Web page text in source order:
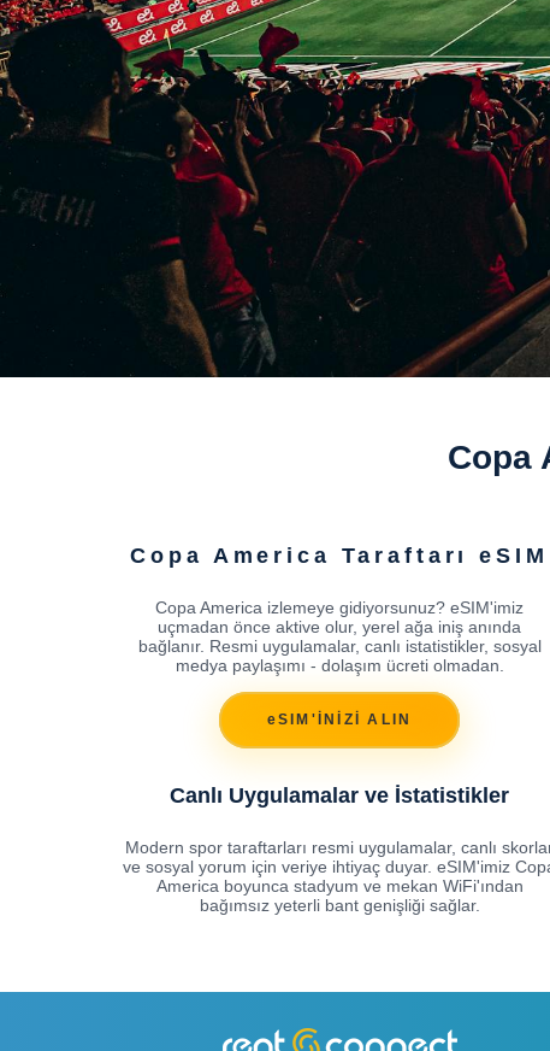
Copa
Copa America Taraftarı eSIM
Copa America izlemeye gidiyorsunuz? eSIM'imiz
uçmadan önce aktive olur, yerel ağa iniş anında
bağlanır. Resmi uygulamalar, canlı istatistikler, sosyal
medya paylaşımı - dolaşım ücreti olmadan.
eSIM'İNİZİ ALIN
Canlı Uygulamalar ve İstatistikler
Modern spor taraftarları resmi uygulamalar, canlı
ve sosyal yorum için veriye ihtiyaç duyar. eSIM'imiz
America boyunca stadyum ve mekan WiFi'ından
bağımsız yeterli bant genişliği sağlar.